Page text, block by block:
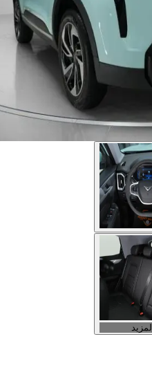
المزيد